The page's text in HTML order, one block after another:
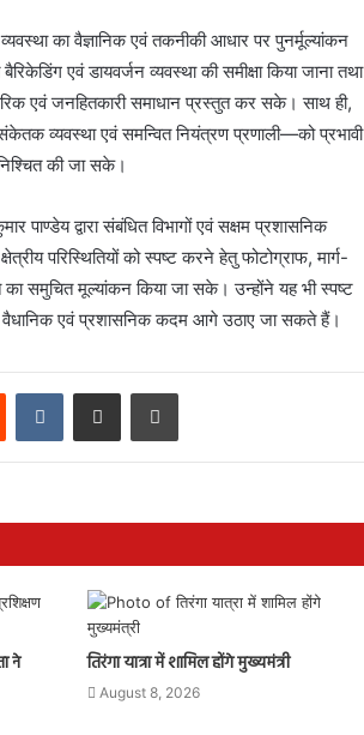
का वैज्ञानिक एवं तकनीकी आधार पर पुनर्मूल्यांकन
एवं डायवर्जन व्यवस्था की समीक्षा किया जाना तथा
एवं जनहितकारी समाधान प्रस्तुत कर सके। साथ ही,
व्यवस्था एवं समन्वित नियंत्रण प्रणाली—को प्रभावी
की जा सके।
पाण्डेय द्वारा संबंधित विभागों एवं सक्षम प्रशासनिक
परिस्थितियों को स्पष्ट करने हेतु फोटोग्राफ, मार्ग-
का समुचित मूल्यांकन किया जा सके। उन्होंने यह भी स्पष्ट
वैधानिक एवं प्रशासनिक कदम आगे उठाए जा सकते हैं।
Reddit VKontakteShare via Email Print
ने
तिरंगा यात्रा में शामिल होंगे मुख्यमंत्री
August 8, 2026